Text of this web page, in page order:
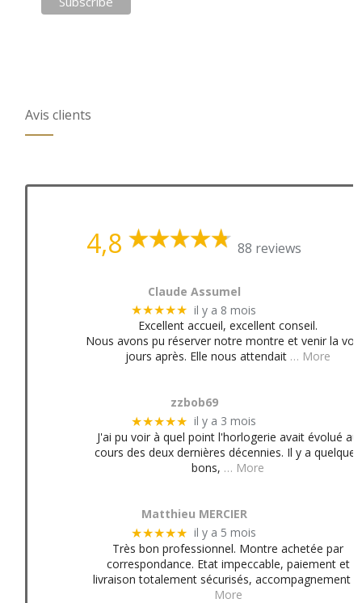
Avis clients
4,8 88 reviews
Claude Assumel
★★★★★ il y a 8 mois
Excellent accueil, excellent conseil.
Nous avons pu réserver notre montre et venir la
jours après. Elle nous attendait … More
zzbob69
★★★★★ il y a 3 mois
J'ai pu voir à quel point l'horlogerie avait évolué au
cours des deux dernières décennies. Il y a quelques
bons, … More
Matthieu MERCIER
★★★★★ il y a 5 mois
Très bon professionnel. Montre achetée par
correspondance. Etat impeccable, paiement et
livraison totalement sécurisés, accompagnement
More